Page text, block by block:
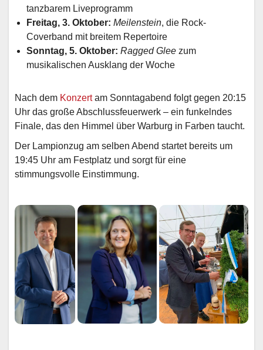
tanzbarem Liveprogramm
Freitag, 3. Oktober: Meilenstein, die Rock-
Coverband mit breitem Repertoire
Sonntag, 5. Oktober: Ragged Glee zum
musikalischen Ausklang der Woche
Nach dem Konzertam Sonntagabend folgt gegen 20:15
Uhr das große Abschlussfeuerwerk – ein funkelndes
Finale, das den Himmel über Warburg in Farben taucht.
Der Lampionzug am selben Abend startet bereits um
19:45 Uhr am Festplatz und sorgt für eine
stimmungsvolle Einstimmung.